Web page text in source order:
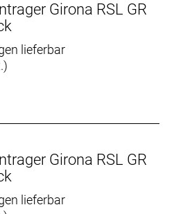
zu montieren und
deine Reifengröße.
Girona RSL GR
lieferbar
Girona RSL GR
lieferbar